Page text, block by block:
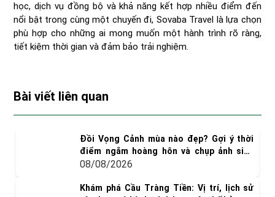
học, dịch vụ đồng bộ và khả năng kết hợp nhiều điểm đến
nổi bật trong cùng một chuyến đi, Sovaba Travel là lựa chọn
phù hợp cho những ai mong muốn một hành trình rõ ràng,
tiết kiệm thời gian và đảm bảo trải nghiệm.
Bài viết liên quan
Đồi Vọng Cảnh mùa nào đẹp? Gợi ý thời
điểm ngắm hoàng hôn và chụp ảnh siêu
"dính"
08/08/2026
Khám phá Cầu Tràng Tiền: Vị trí, lịch sử